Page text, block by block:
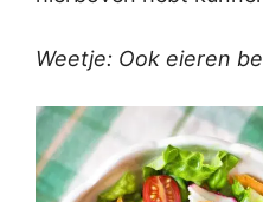
Weetje: Ook eieren